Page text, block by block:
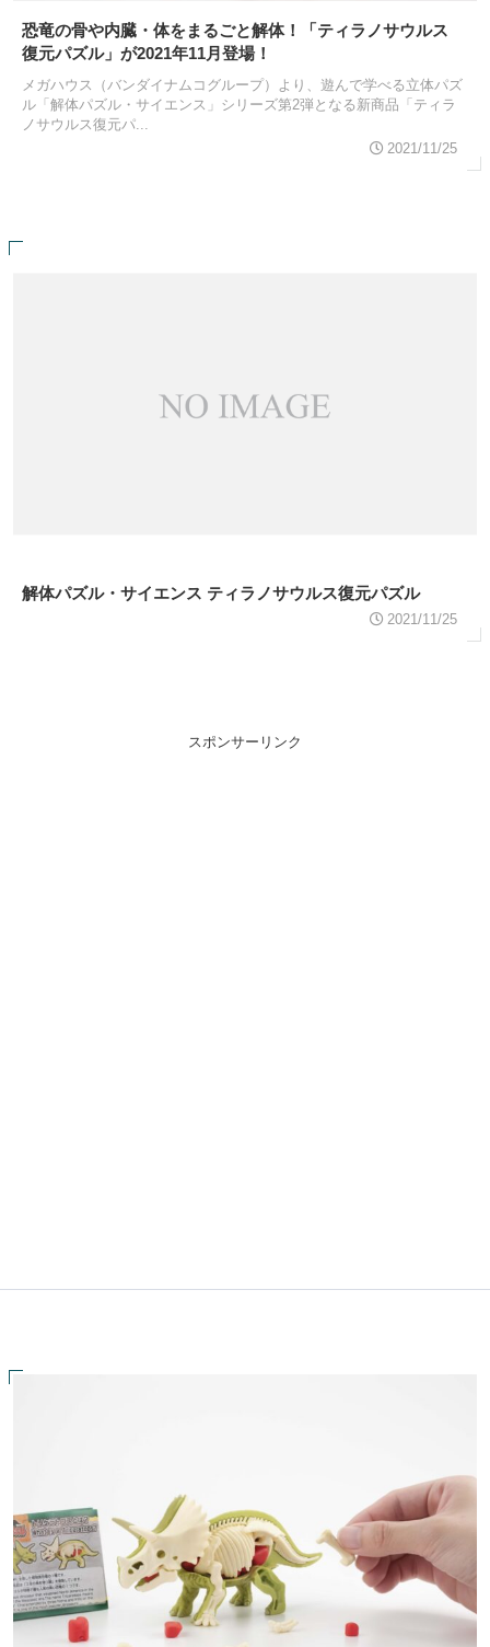
恐竜の骨や内臓・体をまるごと解体！「ティラノサウルス
復元パズル」が2021年11月登場！
メガハウス（バンダイナムコグループ）より、遊んで学べる立体パズ
ル「解体パズル・サイエンス」シリーズ第2弾となる新商品「ティラ
ノサウルス復元パ...
2021/11/25
解体パズル・サイエンス ティラノサウルス復元パズル
2021/11/25
スポンサーリンク